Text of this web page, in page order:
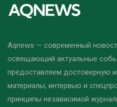
Aqnews — современный
освещающий актуальные
предоставляем достоверную
материалы, интервью и
принципы независимой